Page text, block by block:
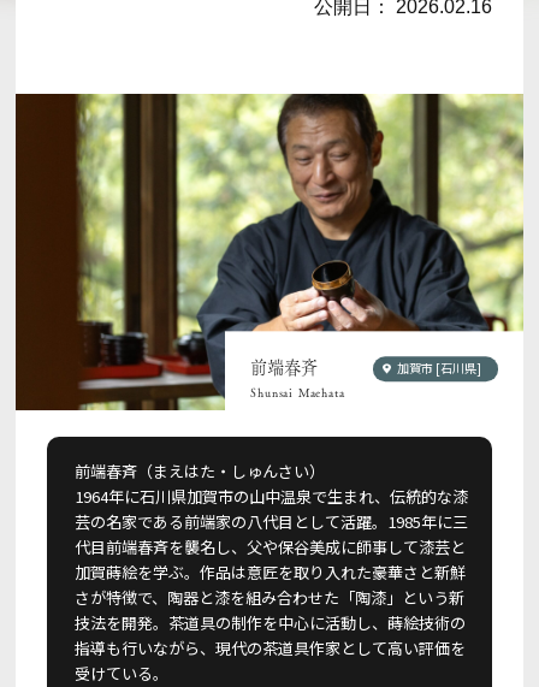
公開日： 2026.02.16
前端春斉
Shunsai Maehata
加賀市 [石川県]
前端春斉（まえはた・しゅんさい）
1964年に石川県加賀市の山中温泉で生まれ、伝統的な漆
芸の名家である前端家の八代目として活躍。1985年に三
代目前端春斉を襲名し、父や保谷美成に師事して漆芸と
加賀蒔絵を学ぶ。作品は意匠を取り入れた豪華さと新鮮
さが特徴で、陶器と漆を組み合わせた「陶漆」という新
技法を開発。茶道具の制作を中心に活動し、蒔絵技術の
指導も行いながら、現代の茶道具作家として高い評価を
受けている。